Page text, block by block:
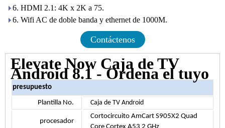
6. HDMI 2.1: 4K x 2K a 75.
6. Wifi AC de doble banda y ethernet de 1000M.
Contáctenos
Elevate Now Caja de TV
Android 8.1 - Ordena el tuyo
presupuesto
Plantilla No. Caja de TV Android
procesador
Cortocircuito AmCart S905X2 Quad